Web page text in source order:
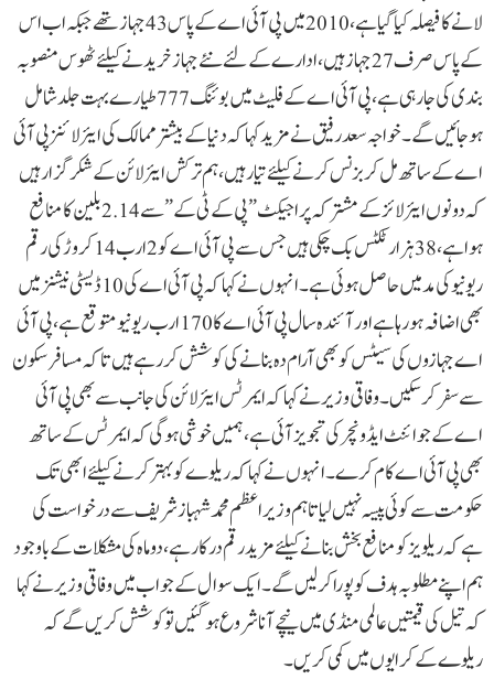
لانے کا فیصلہ کیا گیا ہے،2010 میں پی آ ئی اے کے پاس43 جہاز تھے جبکہ اب اس
کے پاس صرف 27 جہاز ہیں ،ادارے کے لئے نئے جہاز خریدنے کیلئے ٹھوس منصوبہ
بندی کی جا رہی ہے،پی آ ئی اے کے فلیٹ میں بوئنگ 777 طیارے بہت جلد شامل
ہو جائیں گے۔ خواجہ سعد رفیق نے مزید کہا کہ دنیا کے بیشتر ممالک کی ایئر لائنز پی آ ئی
اے کے ساتھ مل کر بزنس کر نے کیلئے تیار ہیں، ہم ترکش ایئرلائن کے شکر گزار ہیں
کہ دونوں ایئر لائز کے مشترکہ پراجیکٹ ”پی کے ٹی کے” سے 2.14 بلین کا منافع
ہوا ہے ، 38 ہزار ٹکٹس بک چکی ہیں جس سے پی آ ئی اے کو2 ارب 14 کروڑ کی رقم
ریونیو کی مد میں حاصل ہو ئی ہے۔انہوں نے کہا کہ پی آئی اے کی 10 ڈیسٹی نیشنز میں
بھی اضافہ ہو رہا ہے اور آئندہ سال پی آ ئی اے کا 170 ارب ریو نیو متوقع ہے، پی آ ئی
اے جہازوں کی سیٹس کو بھی آرام دہ بنانے کی کو شش کر رہے ہیں تاکہ مسافر سکون
سے سفر کر سکیں۔وفاقی وزیر نے کہا کہ ایمرٹس ایئر لائن کی جانب سے بھی پی آ ئی
اے کے جوائنٹ ایڈونچر کی تجویز آ ئی ہے ، ہمیں خوشی ہو گی کہ ایمرٹس کے ساتھ
بھی پی آ ئی اے کام کرے۔ انہوں نے کہا کہ ریلوے کو بہتر کرنے کیلئے ابھی تک
حکومت سے کوئی پیسہ نہیں لیا تاہم وزیر اعظم محمد شہباز شریف سے درخواست کی
ہے کہ ریلویز کو منافع بخش بنانے کیلئے مزید رقم درکار ہے، دو ماہ کی مشکلات کے باوجود
ہم اپنے مطلوبہ ہدف کو پورا کرلیں گے۔ایک سوال کے جواب میں وفاقی وزیر نے کہا
کہ تیل کی قیمتیں عالمی منڈی میں نیچے آ نا شروع ہو گئیں تو کوشش کریں گے کہ
ریلوے کے کرایوں میں کمی کریں۔